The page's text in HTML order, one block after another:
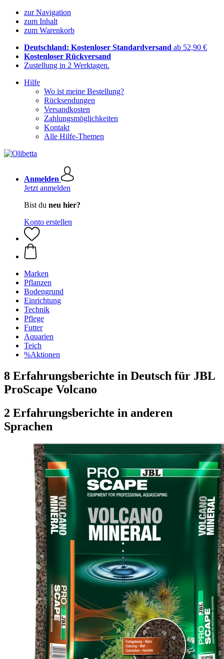
zur Navigation
zum Inhalt
zum Warenkorb
Deutschland: Kostenloser Standardversand ab 52,90 €
Kostenloser Rückversand
Zustellung in 2 Werktagen.
Hilfe
Wo ist meine Bestellung?
Rücksendungen
Versandkosten
Zahlungsmöglichkeiten
Kontakt
Alle Hilfe-Themen
Anmelden
Jetzt anmelden
Bist du neu hier?
Konto erstellen
Marken
Pflanzen
Bodengrund
Einrichtung
Technik
Pflege
Futter
Aquarien
Teich
%Aktionen
8 Erfahrungsberichte in Deutsch für JBL
ProScape Volcano
2 Erfahrungsberichte in anderen
Sprachen